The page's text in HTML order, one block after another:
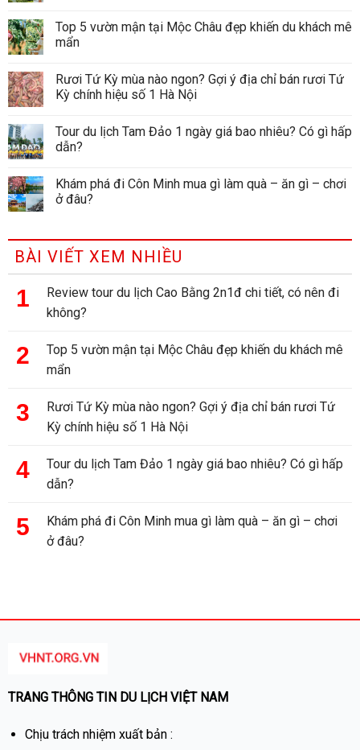
Top 5 vườn mận tại Mộc Châu đẹp khiến du khách mê
mẩn
Rươi Tứ Kỳ mùa nào ngon? Gợi ý địa chỉ bán rươi Tứ
Kỳ chính hiệu số 1 Hà Nội
Tour du lịch Tam Đảo 1 ngày giá bao nhiêu? Có gì hấp
dẫn?
Khám phá đi Côn Minh mua gì làm quà – ăn gì – chơi
ở đâu?
BÀI VIẾT XEM NHIỀU
Review tour du lịch Cao Bằng 2n1đ chi tiết, có nên đi
không?
Top 5 vườn mận tại Mộc Châu đẹp khiến du khách mê
mẩn
Rươi Tứ Kỳ mùa nào ngon? Gợi ý địa chỉ bán rươi Tứ
Kỳ chính hiệu số 1 Hà Nội
Tour du lịch Tam Đảo 1 ngày giá bao nhiêu? Có gì hấp
dẫn?
Khám phá đi Côn Minh mua gì làm quà – ăn gì – chơi
ở đâu?
TRANG THÔNG TIN DU LỊCH VIỆT NAM
Chịu trách nhiệm xuất bản :